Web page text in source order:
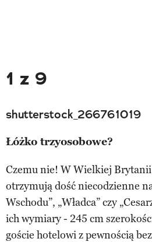
1 z 9
shutterstock_266761019
Łóżko trzyosobowe?
Czemu nie! W Wielkiej Brytanii
otrzymują dość niecodzienne
Wschodu”, „Władca” czy
ich wymiary - 245 cm
goście hotelowi z pewnością